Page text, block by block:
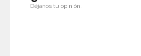
Déjanos tu opinión.